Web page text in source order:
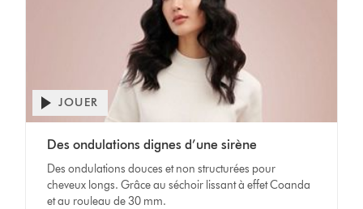
JOUER
Des ondulations dignes d’une sirène
Des ondulations douces et non structurées pour
cheveux longs. Grâce au séchoir lissant à effet Coanda
et au rouleau de 30 mm.